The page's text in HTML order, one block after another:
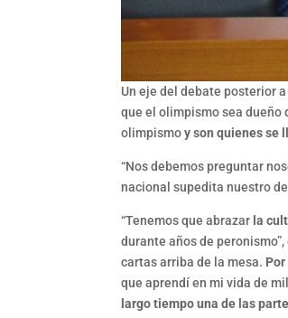
Un eje del debate posterior
que el olimpismo sea dueño
olimpismoy son quienes se
“Nos debemos preguntar
nacional supedita nuestro
“Tenemos que abrazar la
durante años de
cartas arriba de la mesa.
que aprendí en mi vida de
largo tiempo una de las